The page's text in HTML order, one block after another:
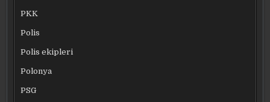
PKK
Polis
Polis ekipleri
Polonya
PSG